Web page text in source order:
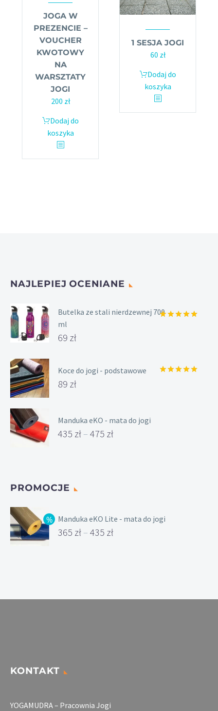
JOGA W
PREZENCIE –
VOUCHER
KWOTOWY
NA
WARSZTATY
JOGI
200 zł
Dodaj do
koszyka
1 SESJA JOGI
60 zł
Dodaj do
koszyka
NAJLEPIEJ OCENIANE
Butelka ze stali nierdzewnej 700
ml
69 zł
Koce do jogi - podstawowe
89 zł
Manduka eKO - mata do jogi
435 zł – 475 zł
435 zł
475 zł
PROMOCJE
Manduka eKO Lite - mata do jogi
365 zł – 435 zł
KONTAKT
YOGAMUDRA – Pracownia Jogi